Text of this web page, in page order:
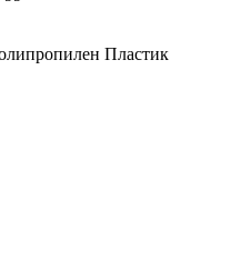
Пластик